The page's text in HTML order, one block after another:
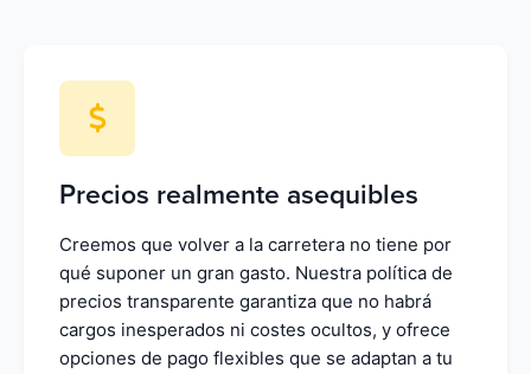
Precios realmente asequibles
Creemos que volver a la carretera no tiene por
qué suponer un gran gasto. Nuestra política de
precios transparente garantiza que no habrá
cargos inesperados ni costes ocultos, y ofrece
opciones de pago flexibles que se adaptan a tu